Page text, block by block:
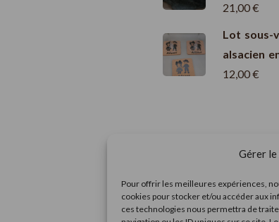
Gérer
Pour offrir les meilleures expériences,
cookies pour stocker et/ou accéder aux
ces technologies nous permettra de
21,00€
Lot sous-
alsacien
12,00€
A Découvrir
Marchés en Alsace :